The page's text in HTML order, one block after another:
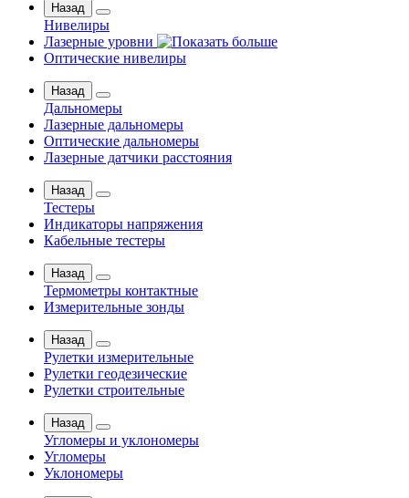
Назад
Нивелиры
Лазерные уровни
Оптические нивелиры
Назад
Дальномеры
Лазерные дальномеры
Оптические дальномеры
Лазерные датчики расстояния
Назад
Тестеры
Индикаторы напряжения
Кабельные тестеры
Назад
Термометры контактные
Измерительные зонды
Назад
Рулетки измерительные
Рулетки геодезические
Рулетки строительные
Назад
Угломеры и уклономеры
Угломеры
Уклономеры